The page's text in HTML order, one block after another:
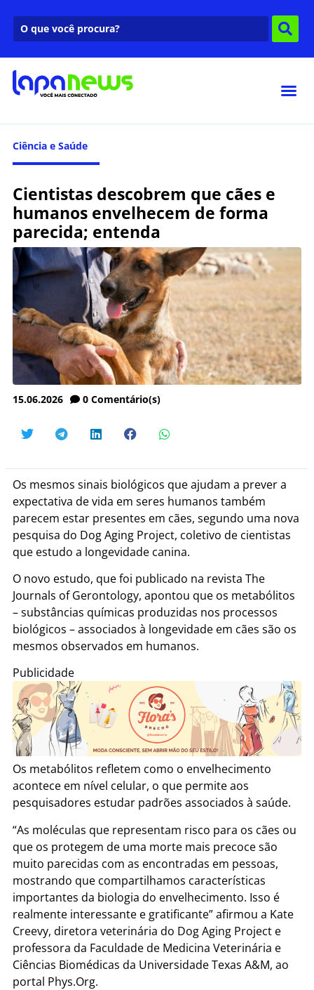
Ciência e Saúde
Cientistas descobrem que cães e
humanos envelhecem de forma
parecida; entenda
15.06.2026 0 Comentário(s)
Os mesmos sinais biológicos que ajudam a prever a
expectativa de vida em seres humanos também
parecem estar presentes em cães, segundo uma nova
pesquisa do Dog Aging Project, coletivo de cientistas
que estudo a longevidade canina.
O novo estudo, que foi publicado na revista The
Journals of Gerontology, apontou que os metabólitos
– substâncias químicas produzidas nos processos
biológicos – associados à longevidade em cães são os
mesmos observados em humanos.
Publicidade
Os metabólitos refletem como o envelhecimento
acontece em nível celular, o que permite aos
pesquisadores estudar padrões associados à saúde.
“As moléculas que representam risco para os cães ou
que os protegem de uma morte mais precoce são
muito parecidas com as encontradas em pessoas,
mostrando que compartilhamos características
importantes da biologia do envelhecimento. Isso é
realmente interessante e gratificante” afirmou a Kate
Creevy, diretora veterinária do Dog Aging Project e
professora da Faculdade de Medicina Veterinária e
Ciências Biomédicas da Universidade Texas A&M, ao
portal Phys.Org.